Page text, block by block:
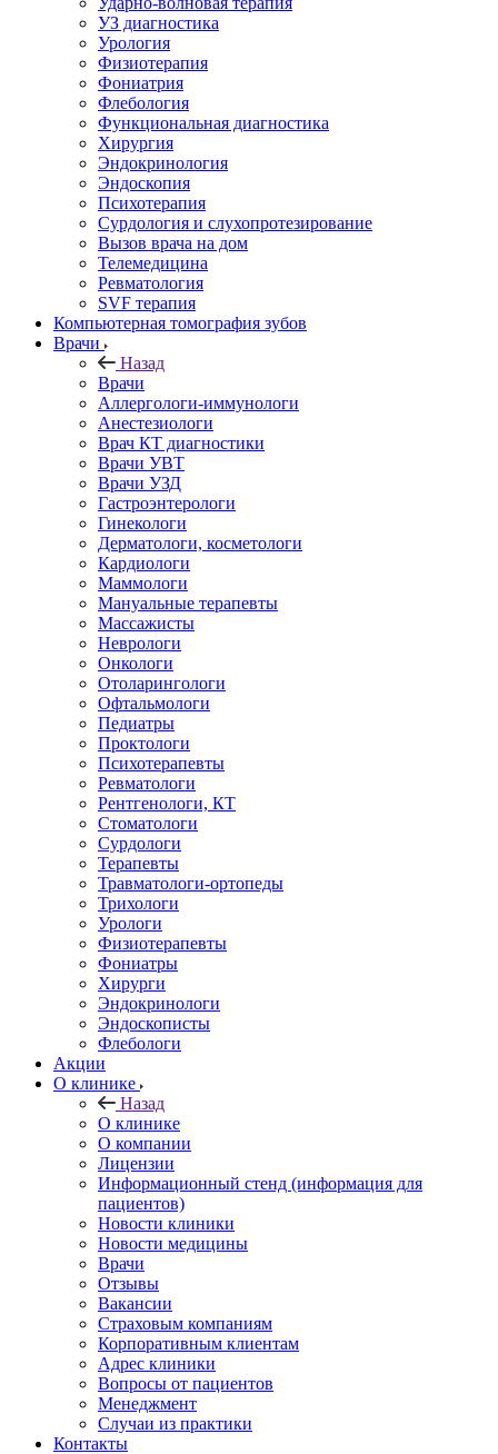
УЗ диагностика
Урология
Физиотерапия
Фониатрия
Флебология
Функциональная диагностика
Хирургия
Эндокринология
Эндоскопия
Психотерапия
Сурдология и слухопротезирование
Вызов врача на дом
Телемедицина
Ревматология
SVF терапия
Компьютерная томография зубов
Врачи
Назад
Врачи
Аллергологи-иммунологи
Анестезиологи
Врач КТ диагностики
Врачи УВТ
Врачи УЗД
Гастроэнтерологи
Гинекологи
Дерматологи, косметологи
Кардиологи
Маммологи
Мануальные терапевты
Массажисты
Неврологи
Онкологи
Отоларингологи
Офтальмологи
Педиатры
Проктологи
Психотерапевты
Ревматологи
Рентгенологи, КТ
Стоматологи
Сурдологи
Терапевты
Травматологи-ортопеды
Трихологи
Урологи
Физиотерапевты
Фониатры
Хирурги
Эндокринологи
Эндоскописты
Флебологи
Акции
О клинике
Назад
О клинике
О компании
Лицензии
Информационный стенд (информация для
пациентов)
Новости клиники
Новости медицины
Врачи
Отзывы
Вакансии
Страховым компаниям
Корпоративным клиентам
Адрес клиники
Вопросы от пациентов
Менеджмент
Случаи из практики
Контакты